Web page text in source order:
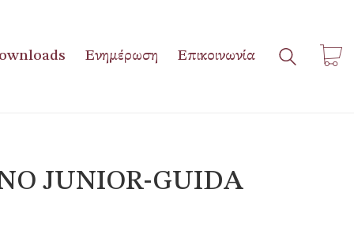
Ενημέρωση Επικοινωνία
JUNIOR-GUIDA